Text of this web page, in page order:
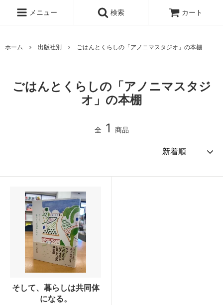
メニュー 検索 カート
ホーム 出版社別 ごはんとくらしの「アノニマスタジオ」の本棚
ごはんとくらしの「アノニマスタジ
オ」の本棚
全 1 商品
そして、暮らしは共同体
になる。